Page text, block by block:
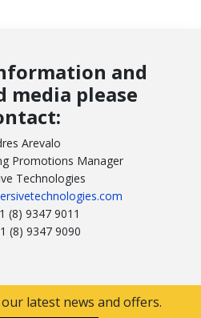
and
media please
Arevalo
Promotions Manager
Technologies
(8) 9347 9011
(8) 9347 9090
latest news and offers.